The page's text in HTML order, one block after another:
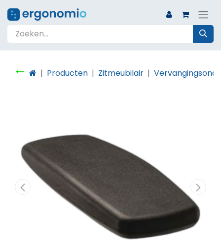
Producten Zitmeubilair